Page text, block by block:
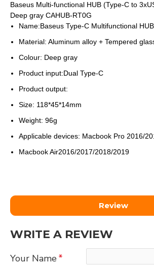
Baseus Multi-functional HUB (Type-C to
Deep gray CAHUB-RT0G
Name:Baseus Type-C Multifunctional
Material: Aluminum alloy + Tempered
Colour: Deep gray
Product input:Dual Type-C
Product output:
Size: 118*45*14mm
Weight: 96g
Applicable devices: Macbook Pro 2016/
Macbook Air2016/2017/2018/2019
Review
WRITE A REVIEW
Your Name